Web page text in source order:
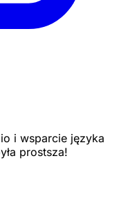
i wsparcie języka
prostsza!